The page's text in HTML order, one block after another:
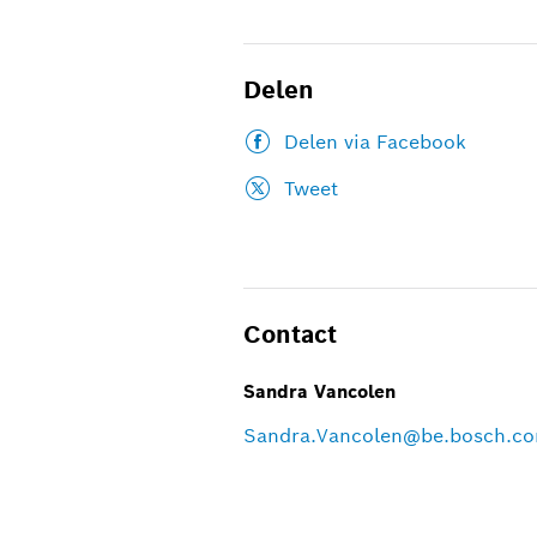
Delen
Delen via Facebook
Tweet
Contact
Sandra Vancolen